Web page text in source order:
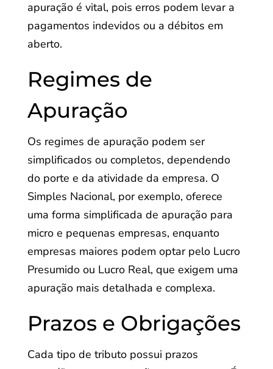
apuração é vital, pois erros podem levar a
pagamentos indevidos ou a débitos em
aberto.
Regimes de
Apuração
Os regimes de apuração podem ser
simplificados ou completos, dependendo
do porte e da atividade da empresa. O
Simples Nacional, por exemplo, oferece
uma forma simplificada de apuração para
micro e pequenas empresas, enquanto
empresas maiores podem optar pelo Lucro
Presumido ou Lucro Real, que exigem uma
apuração mais detalhada e complexa.
Prazos e Obrigações
Cada tipo de tributo possui prazos